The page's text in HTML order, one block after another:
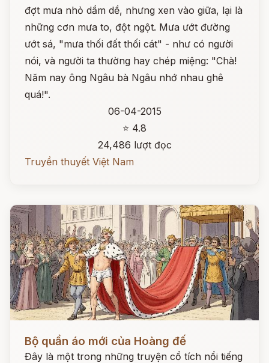
đợt mưa nhỏ dầm dề, nhưng xen vào giữa, lại là
những cơn mưa to, đột ngột. Mưa ướt đường
ướt sá, "mưa thối đất thối cát" - như có người
nói, và người ta thường hay chép miệng: "Chà!
Năm nay ông Ngâu bà Ngâu nhớ nhau ghê
quá!".
06-04-2015
⭐ 4.8
24,486 lượt đọc
Truyền thuyết Việt Nam
Bộ quần áo mới của Hoàng đế
Đây là một trong những truyện cổ tích nổi tiếng